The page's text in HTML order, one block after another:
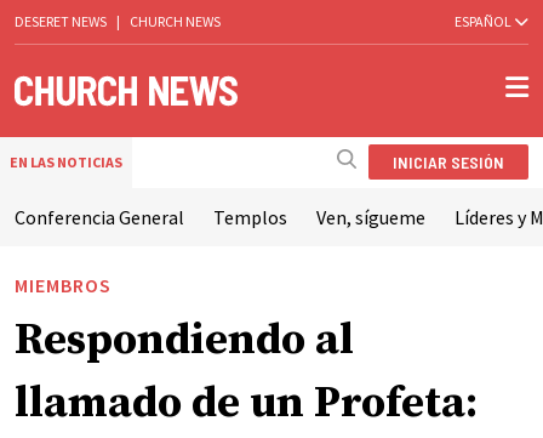
DESERET NEWS | CHURCH NEWS ESPAÑOL
EN LAS NOTICIAS INICIAR SESIÓN
Conferencia General Templos Ven, sígueme Líderes y
MIEMBROS
Respondiendo al
llamado de un Profeta: